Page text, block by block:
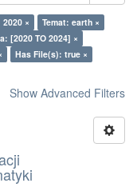
×
Temat: earth ×
[2020 TO 2024] ×
Has File(s): true ×
Show Advanced Filters